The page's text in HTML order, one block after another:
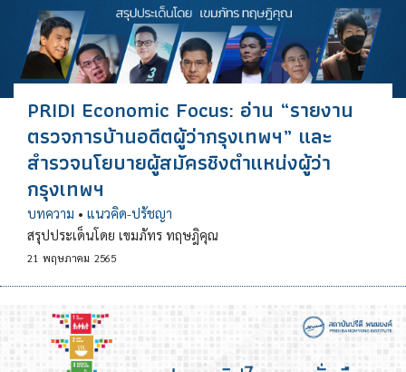
PRIDI Economic Focus: อ่าน “รายงาน
ตรวจการบ้านอดีตผู้ว่ากรุงเทพฯ” และ
สำรวจนโยบายผู้สมัครชิงตำแหน่งผู้ว่า
กรุงเทพฯ
บทความ • แนวคิด-ปรัชญา
สรุปประเด็นโดย เขมภัทร ทฤษฎิคุณ
21 พฤษภาคม 2565